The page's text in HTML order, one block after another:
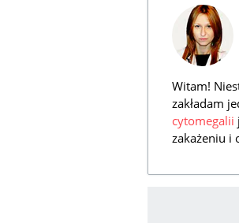
Witam!
zakładam
cytomegalii
zakażeniu i